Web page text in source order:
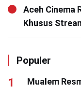
Aceh Cinema
Khusus
Populer
Mualem